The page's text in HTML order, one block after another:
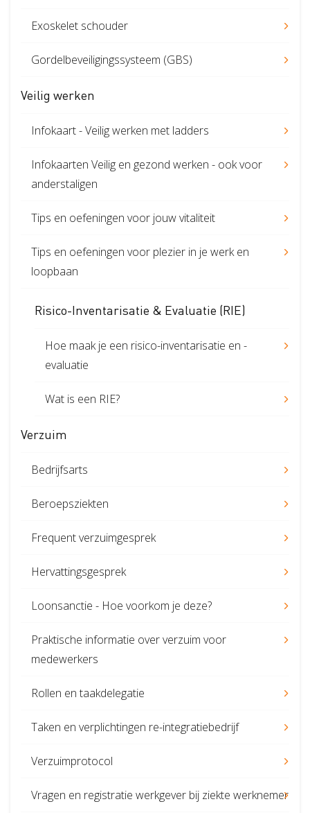
Exoskelet schouder
Gordelbeveiligingssysteem (GBS)
Veilig werken
Infokaart - Veilig werken met ladders
Infokaarten Veilig en gezond werken - ook voor
anderstaligen
Tips en oefeningen voor jouw vitaliteit
Tips en oefeningen voor plezier in je werk en
loopbaan
Risico-Inventarisatie & Evaluatie (RIE)
Hoe maak je een risico-inventarisatie en -
evaluatie
Wat is een RIE?
Verzuim
Bedrijfsarts
Beroepsziekten
Frequent verzuimgesprek
Hervattingsgesprek
Loonsanctie - Hoe voorkom je deze?
Praktische informatie over verzuim voor
medewerkers
Rollen en taakdelegatie
Taken en verplichtingen re-integratiebedrijf
Verzuimprotocol
Vragen en registratie werkgever bij ziekte werknemer